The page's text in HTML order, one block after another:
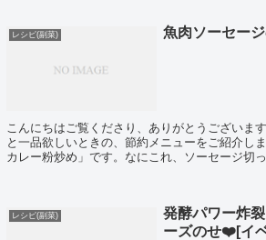
レシピ(副菜) 魚肉ソーセー
こんにちはご覧くださり、ありがとうございま
と一品欲しいときの、節約メニューをご紹介し
カレー粉炒め」です。なにこれ、ソーセージ切
レシピ(副菜)
発酵パワー炸
ーズのせ❤️[イ